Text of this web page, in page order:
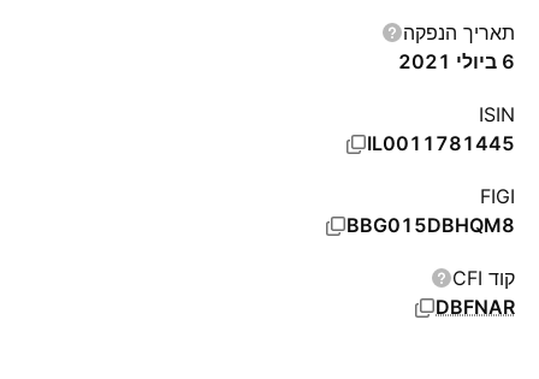
תאריך הנפקה
6 ביולי 2021
ISIN
IL0011781445
FIGI
BBG015DBHQM8
קוד CFI
DBFNAR